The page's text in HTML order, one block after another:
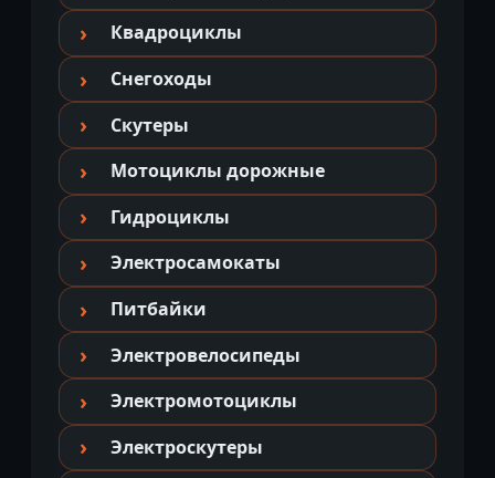
Квадроциклы
Снегоходы
Скутеры
Мотоциклы дорожные
Гидроциклы
Электросамокаты
Питбайки
Электровелосипеды
Электромотоциклы
Электроскутеры